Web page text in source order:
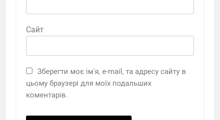
Сайт
Зберегти моє ім'я, e-mail, та адресу сайту в
цьому браузері для моїх подальших
коментарів.